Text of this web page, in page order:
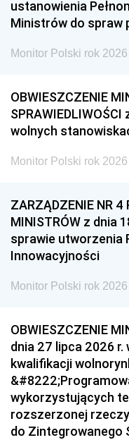
ustanowienia
Ministrów do spraw
Monitor Polski rok
OBWIESZCZENIE
wolnych
Monitor Polski rok
ZARZĄDZENIE NR 4
MINISTRÓW z dnia
sprawie utworzenia
Innowacyjności
Monitor Polski rok
OBWIESZCZENIE
dnia 27 lipca 2026 r.
kwalifikacji
wykorzystujących
rozszerzonej
do Zintegrowanego